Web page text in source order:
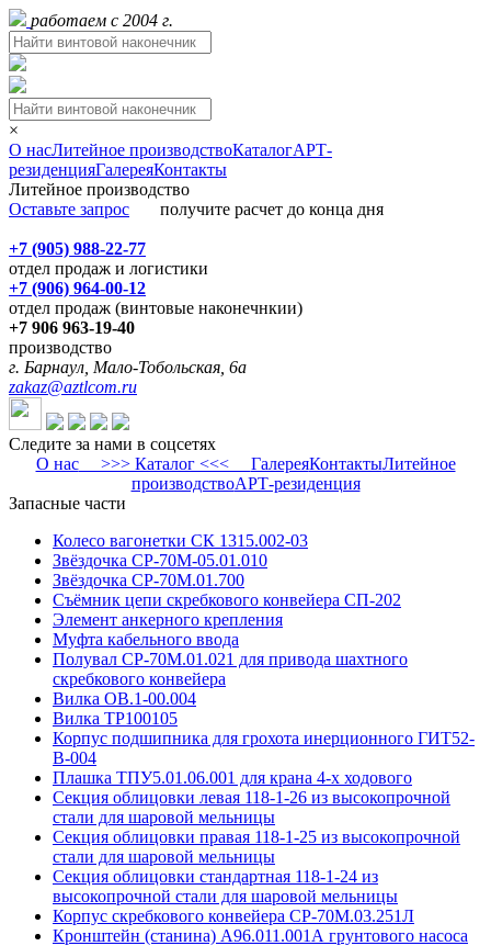
работаем с 2004 г.
×
О насЛитейное производствоКаталогАРТ-
резиденцияГалереяКонтакты
Литейное производство
Оставьте запрос получите расчет до конца дня
+7 (905) 988-22-77
отдел продаж и логистики
+7 (906) 964-00-12
отдел продаж (винтовые наконечнкии)
+7 906 963-19-40
производство
г. Барнаул, Мало-Тобольская, 6а
zakaz@aztlcom.ru
Следите за нами в соцсетях
О нас>>> Каталог <<< ГалереяКонтактыЛитейное
производствоАРТ-резиденция
Запасные части
Колесо вагонетки СК 1315.002-03
Звёздочка СР-70М-05.01.010
Звёздочка СР-70М.01.700
Съёмник цепи скребкового конвейера СП-202
Элемент анкерного крепления
Муфта кабельного ввода
Полувал СР-70М.01.021 для привода шахтного
скребкового конвейера
Вилка ОВ.1-00.004
Вилка ТР100105
Корпус подшипника для грохота инерционного ГИТ52-
В-004
Плашка ТПУ5.01.06.001 для крана 4-х ходового
Секция облицовки левая 118-1-26 из высокопрочной
стали для шаровой мельницы
Секция облицовки правая 118-1-25 из высокопрочной
стали для шаровой мельницы
Секция облицовки стандартная 118-1-24 из
высокопрочной стали для шаровой мельницы
Корпус скребкового конвейера СР-70М.03.251Л
Кронштейн (станина) А96.011.001А грунтового насоса